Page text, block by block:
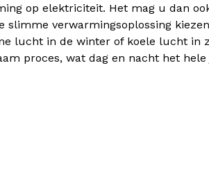
op elektriciteit. Het mag u dan
verwarmingsoplossing
lucht in de winter of koele lucht in
proces, wat dag en nacht het